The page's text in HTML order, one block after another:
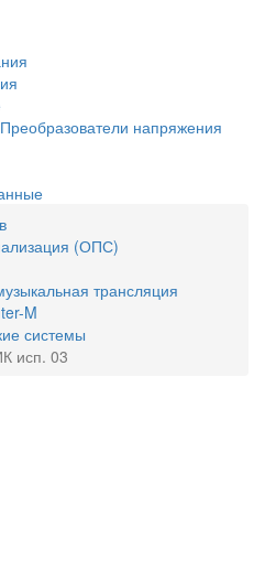
Преобразователи напряжения
(ОПС)
трансляция
M
системы
исп. 03